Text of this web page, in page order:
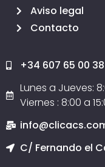
Aviso legal
Contacto
+34 607 65 00 38
Lunes a Jueves:
Viernes : 8:00 a
C/ Fernando el